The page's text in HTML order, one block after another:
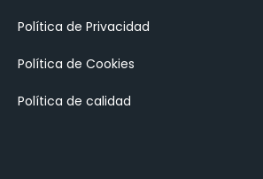
Política de Privacidad
Política de Cookies
Política de calidad